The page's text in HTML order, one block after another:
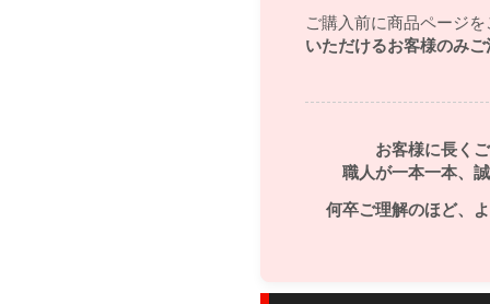
ご購入前に商品ページ
いただけるお客様のみ
お客様に長く
職人が一本一本、
何卒ご理解のほど、